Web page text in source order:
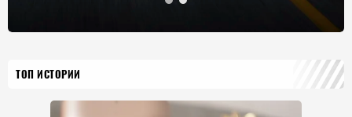
ТОП ИСТОРИИ